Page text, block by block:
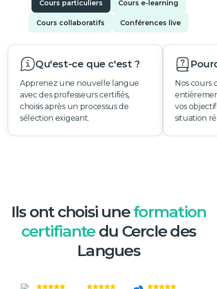
Cours particuliers Cours e-learning
Cours collaboratifs Conférences live
Qu'est-ce que c'est ?
Apprenez une nouvelle langue
avec des professeurs certifiés,
choisis après un processus de
sélection exigeant.
Nos cours
vos
situation
Ils ont choisi uneformation
certifiantedu Cercle des
Langues